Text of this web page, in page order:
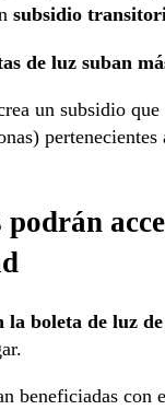
subsidio
de luz suban
un subsidio
pertenecientes
la boleta de luz
beneficiadas